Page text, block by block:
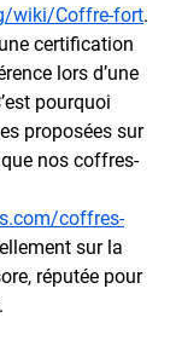
wiki/Coffre-fort.
certification
lors d’une
pourquoi
proposées sur
nos coffres-
coffres-
sur la
réputée pour